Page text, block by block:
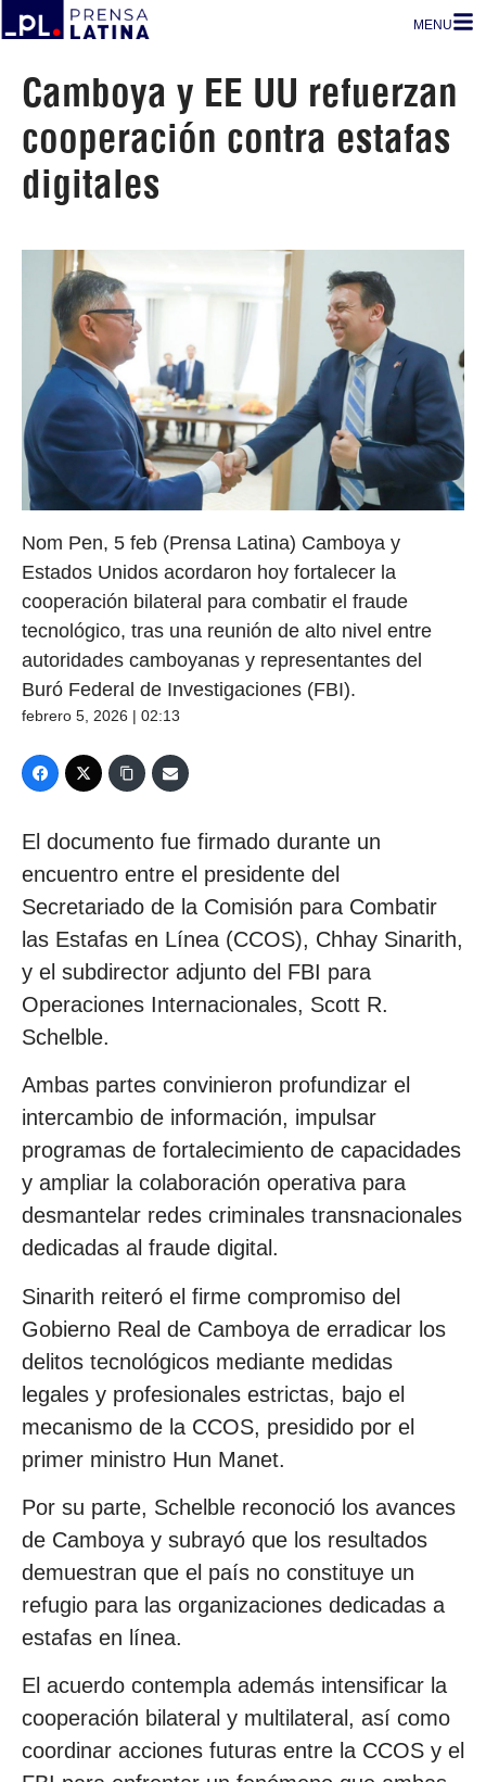
MENU
Camboya y EE UU refuerzan
cooperación contra estafas
digitales
Nom Pen, 5 feb (Prensa Latina) Camboya y
Estados Unidos acordaron hoy fortalecer la
cooperación bilateral para combatir el fraude
tecnológico, tras una reunión de alto nivel entre
autoridades camboyanas y representantes del
Buró Federal de Investigaciones (FBI).
febrero 5, 2026 | 02:13
El documento fue firmado durante un
encuentro entre el presidente del
Secretariado de la Comisión para Combatir
las Estafas en Línea (CCOS), Chhay Sinarith,
y el subdirector adjunto del FBI para
Operaciones Internacionales, Scott R.
Schelble.
Ambas partes convinieron profundizar el
intercambio de información, impulsar
programas de fortalecimiento de capacidades
y ampliar la colaboración operativa para
desmantelar redes criminales transnacionales
dedicadas al fraude digital.
Sinarith reiteró el firme compromiso del
Gobierno Real de Camboya de erradicar los
delitos tecnológicos mediante medidas
legales y profesionales estrictas, bajo el
mecanismo de la CCOS, presidido por el
primer ministro Hun Manet.
Por su parte, Schelble reconoció los avances
de Camboya y subrayó que los resultados
demuestran que el país no constituye un
refugio para las organizaciones dedicadas a
estafas en línea.
El acuerdo contempla además intensificar la
cooperación bilateral y multilateral, así como
coordinar acciones futuras entre la CCOS y el